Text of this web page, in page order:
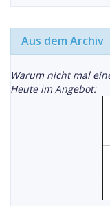
Aus dem Archiv
Warum nicht mal
Heute im Angebot: